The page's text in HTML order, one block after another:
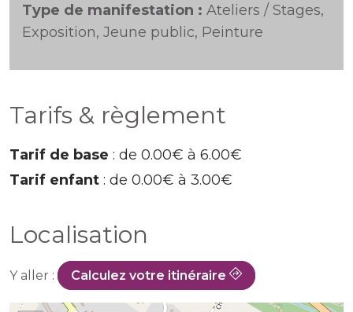
Type de manifestation : Ateliers / Stages,
Exposition, Jeune public, Peinture
Tarifs & règlement
Tarif de base : de 0.00€ à 6.00€
Tarif enfant : de 0.00€ à 3.00€
Localisation
Y aller : Calculez votre itinéraire